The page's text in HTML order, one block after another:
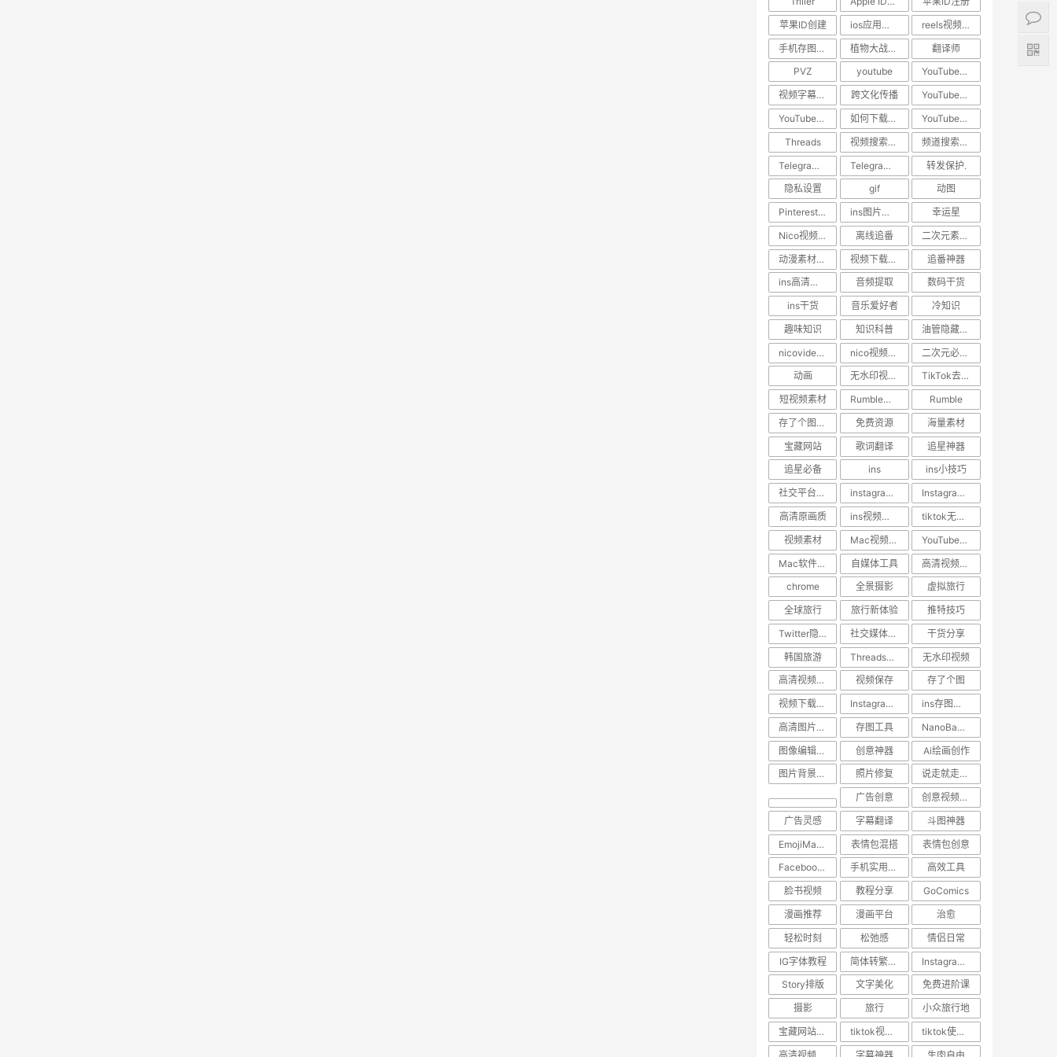
苹果ID创建
ios应用下载
reels视频下载教程
手机存图神器
植物大战僵尸
翻译师
PVZ
youtube
YouTube技巧
视频字幕翻译
跨文化传播
YouTube下载
YouTube视频下载
如何下载YouTube视频
YouTube教程
Threads
视频搜索方法
频道搜索方法
Telegram隐私保护
Telegram技巧
转发保护.
隐私设置
gif
动图
Pinterest动图保存
ins图片保存.日常美图
幸运星
Nico视频下载
离线追番
二次元素材下载
动漫素材保存
视频下载工具
追番神器
ins高清视频下载
音频提取
数码干货
ins干货
音乐爱好者
冷知识
趣味知识
知识科普
油管隐藏技巧
nicovideo视频下载
nico视频如何保存到手机
二次元必备工具
动画
无水印视频下载
TikTok去水印
短视频素材
Rumble视频下载
Rumble
存了个图App
免费资源
海量素材
宝藏网站
歌词翻译
追星神器
追星必备
ins
ins小技巧
社交平台教程
instagram点赞记录找回
Instagram视频下载
高清原画质
ins视频压缩原因
tiktok无水印视频下载
视频素材
Mac视频下载工具
YouTube高清下载
Mac软件推荐
自媒体工具
高清视频下载神器
chrome
全景摄影
虚拟旅行
全球旅行
旅行新体验
推特技巧
Twitter隐藏功能
社交媒体小技巧
干货分享
韩国旅游
Threads视频下载
无水印视频
高清视频下载
视频保存
存了个图
视频下载神器
Instagram高清下载
ins存图技巧
高清图片保存
存图工具
NanoBanana
图像编辑工具
创意神器
Ai绘画创作
图片背景转换
照片修复
说走就走的旅行
广告创意
创意视频下载
广告灵感
字幕翻译
斗图神器
EmojiMashup
表情包混搭
表情包创意
Facebook视频保存
手机实用技巧
高效工具
脸书视频
教程分享
GoComics
漫画推荐
漫画平台
治愈
轻松时刻
松弛感
情侣日常
IG字体教程
简体转繁体技巧
Instagram使用技巧
Story排版
文字美化
免费进阶课
摄影
旅行
小众旅行地
宝藏网站推荐
tiktok视频下载
tiktok使用技巧